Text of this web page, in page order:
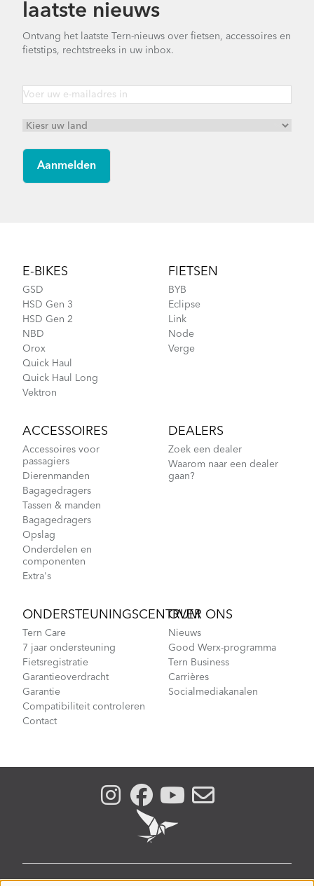
NBD S5i - Gen 1
laatste nieuws
Ontvang het laatste Tern-nieuws over fietsen, accessoires en
fietstips, rechtstreeks in uw inbox.
E-BIKES
GSD
HSD Gen 3
HSD Gen 2
NBD
Orox
Quick Haul
Quick Haul Long
Vektron
FIETSEN
BYB
Eclipse
Link
Node
Verge
ACCESSOIRES
Accessoires voor
passagiers
Dierenmanden
Bagagedragers
Tassen & manden
Bagagedragers
Opslag
Onderdelen en
componenten
Extra's
DEALERS
Zoek een dealer
Waarom naar een dealer
gaan?
ONDERSTEUNINGSCENTRUM
Tern Care
7 jaar ondersteuning
Fietsregistratie
Garantieoverdracht
Garantie
Compatibiliteit controleren
Contact
OVER ONS
Nieuws
Good Werx-programma
Tern Business
Carrières
Socialmediakanalen